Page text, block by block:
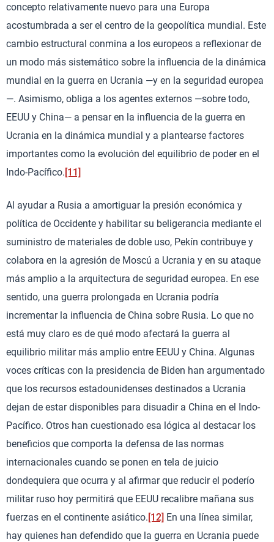
concepto relativamente nuevo para una Europa
acostumbrada a ser el centro de la geopolítica mundial. Este
cambio estructural conmina a los europeos a reflexionar de
un modo más sistemático sobre la influencia de la dinámica
mundial en la guerra en Ucrania —y en la seguridad europea
—. Asimismo, obliga a los agentes externos —sobre todo,
EEUU y China— a pensar en la influencia de la guerra en
Ucrania en la dinámica mundial y a plantearse factores
importantes como la evolución del equilibrio de poder en el
Indo-Pacífico. [11]
Al ayudar a Rusia a amortiguar la presión económica y
política de Occidente y habilitar su beligerancia mediante el
suministro de materiales de doble uso, Pekín contribuye y
colabora en la agresión de Moscú a Ucrania y en su ataque
más amplio a la arquitectura de seguridad europea. En ese
sentido, una guerra prolongada en Ucrania podría
incrementar la influencia de China sobre Rusia. Lo que no
está muy claro es de qué modo afectará la guerra al
equilibrio militar más amplio entre EEUU y China. Algunas
voces críticas con la presidencia de Biden han argumentado
que los recursos estadounidenses destinados a Ucrania
dejan de estar disponibles para disuadir a China en el Indo-
Pacífico. Otros han cuestionado esa lógica al destacar los
beneficios que comporta la defensa de las normas
internacionales cuando se ponen en tela de juicio
dondequiera que ocurra y al afirmar que reducir el poderío
militar ruso hoy permitirá que EEUU recalibre mañana sus
fuerzas en el continente asiático. [12] En una línea similar,
hay quienes han defendido que la guerra en Ucrania puede